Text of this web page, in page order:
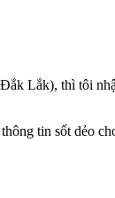
Lắk), thì tôi
tin sốt dẻo